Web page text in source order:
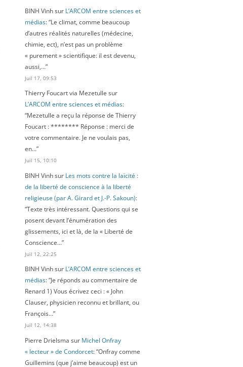
BINH Vinhsur L’ARCOM entre sciences et
médias: “Le climat, comme beaucoup
d’autres réalités naturelles (médecine,
chimie, ect), n’est pas un problème
« purement » scientifique: il est devenu,
aussi,…”
Juil 17, 09:53
Thierry Foucart via Mezetulle sur
L’ARCOM entre sciences et médias:
“Mezetulle a reçu la réponse de Thierry
Foucart : ******** Réponse : merci de
votre commentaire. Je ne voulais pas,
en…”
Juil 15, 10:10
BINH Vinhsur Les mots contre la laïcité :
de la liberté de conscience à la liberté
religieuse (par A. Girard et J.-P. Sakoun):
“Texte très intéressant. Questions qui se
posent devant l’énumération des
glissements, ici et là, de la « Liberté de
Conscience…”
Juil 12, 22:25
BINH Vinhsur L’ARCOM entre sciences et
médias: “Je réponds au commentaire de
Renard 1) Vous écrivez ceci : « John
Clauser, physicien reconnu et brillant, ou
François…”
Juil 12, 14:38
Pierre Drielsma sur Michel Onfray
« lecteur » de Condorcet: “Onfray comme
Guillemins (que j’aime beaucoup) est un